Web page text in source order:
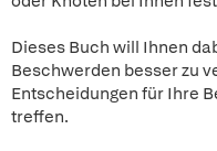
Dieses Buch will Ihnen
Beschwerden besser zu
Entscheidungen für Ihre
treffen.